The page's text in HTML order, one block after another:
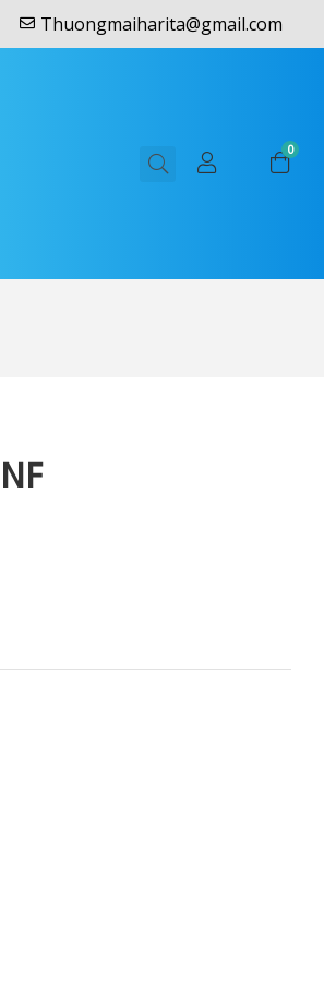
Thuongmaiharita@gmail.com
0